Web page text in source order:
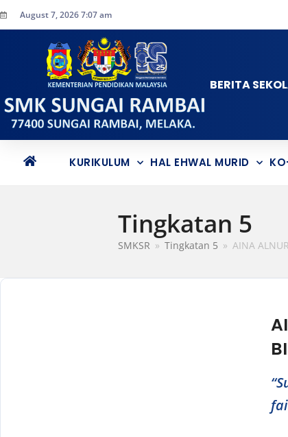
August 7, 2026 7:07 am
BERITA
KURIKULUM HAL EHWAL MURID
Tingkatan 5
SMKSR » Tingkatan 5 » AINA